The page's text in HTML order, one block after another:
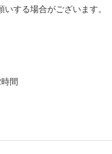
する場合がございます。
間